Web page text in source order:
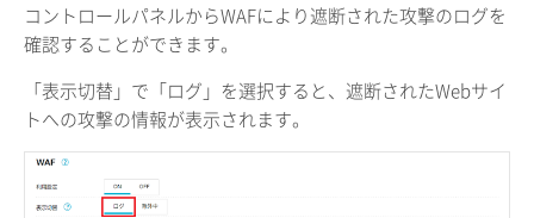
コントロールパネルからWAFにより遮断された攻撃のログを
確認することができます。
「表示切替」で「ログ」を選択すると、遮断されたWebサイ
トへの攻撃の情報が表示されます。